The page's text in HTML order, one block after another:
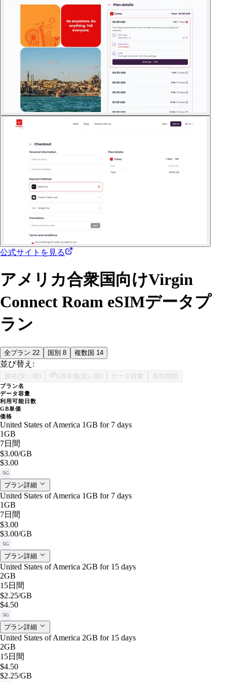
公式サイトを見る
アメリカ合衆国向けVirgin
Connect Roam eSIMデータプ
ラン
全プラン 22 国別 8 複数国 14
並び替え:
価格(安い順) GB単価(低い順) データ容量 有効期間
プラン名
データ容量
利用可能日数
GB単価
価格
United States of America 1GB for 7 days
1GB
7日間
$3.00/GB
$3.00
5G
プラン詳細
United States of America 1GB for 7 days
1GB
7日間
$3.00
$3.00/GB
5G
プラン詳細
United States of America 2GB for 15 days
2GB
15日間
$2.25/GB
$4.50
5G
プラン詳細
United States of America 2GB for 15 days
2GB
15日間
$4.50
$2.25/GB